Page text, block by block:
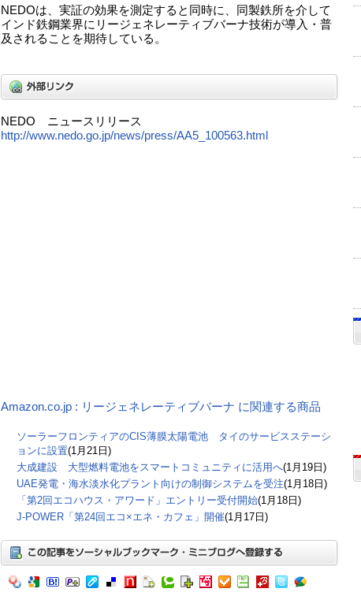
NEDOは、実証の効果を測定すると同時に、同製鉄所を介して
インド鉄鋼業界にリージェネレーティブバーナ技術が導入・普
及されることを期待している。
NEDO ニュースリリース
http://www.nedo.go.jp/news/press/AA5_100563.html
Amazon.co.jp : リージェネレーティブバーナ に関連する商品
ソーラーフロンティアのCIS薄膜太陽電池 タイのサービスステーシ
ョンに設置(1月21日)
大成建設 大型燃料電池をスマートコミュニティに活用へ(1月19日)
UAE発電・海水淡水化プラント向けの制御システムを受注(1月18日)
「第2回エコハウス・アワード」エントリー受付開始(1月18日)
J-POWER「第24回エコ×エネ・カフェ」開催(1月17日)